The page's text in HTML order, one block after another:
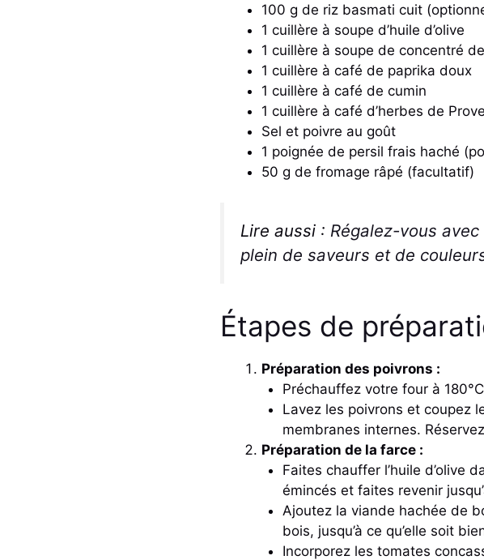
100 g de riz basmati cuit
1 cuillère à soupe d’huile d’olive
1 cuillère à soupe de concentré
1 cuillère à café de paprika doux
1 cuillère à café de cumin
1 cuillère à café d’herbes de
Sel et poivre au goût
1 poignée de persil frais haché
50 g de fromage râpé (facultatif)
Lire aussi : Régalez-vous
plein de saveurs et de
Étapes de
Préparation des poivrons :
Préchauffez votre four à
Lavez les poivrons et coupez
membranes internes.
Préparation de la farce :
Faites chauffer l’huile d’olive
émincés et faites revenir
Ajoutez la viande hachée de
bois, jusqu’à ce qu’elle soit
Incorporez les tomates